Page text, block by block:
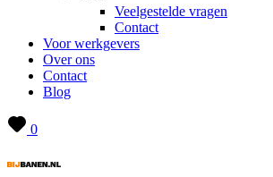
Veelgestelde vragen
Contact
Voor werkgevers
Over ons
Contact
Blog
0